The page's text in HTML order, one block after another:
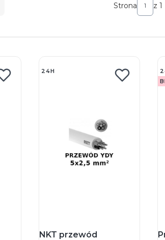
Strona z 1
24H
NKT przewód